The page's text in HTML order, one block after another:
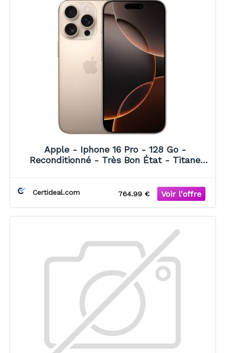
Apple - Iphone 16 Pro - 128 Go -
Reconditionné - Très Bon État - Titane
Certideal.com 764.99 €